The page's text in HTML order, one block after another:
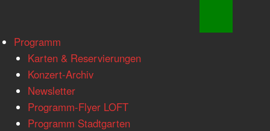
www.loftkoeln.de
navigation
Skip
content
Programm
Karten & Reservierungen
Konzert-Archiv
Newsletter
Programm-Flyer LOFT
Programm Stadtgarten